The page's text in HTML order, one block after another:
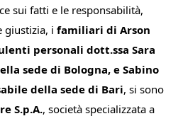
sui fatti e le responsabilità,
giustizia, i familiari di Arson
personali dott.ssa Sara
sede di Bologna, e Sabino
della sede di Bari, si sono
S.p.A., società specializzata a